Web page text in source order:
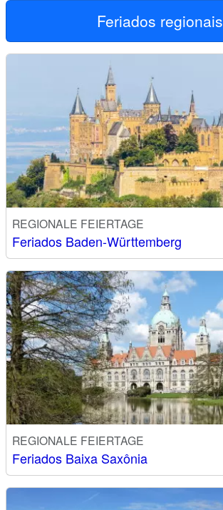
Feriados regionais
REGIONALE FEIERTAGE
Feriados Baden-Württemberg
REGIONALE FEIERTAGE
Feriados Baixa Saxônia